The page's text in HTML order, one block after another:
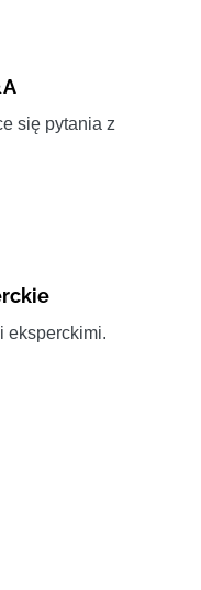
się pytania z
eksperckimi.